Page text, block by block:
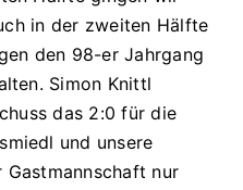
in der zweiten Hälfte
den 98-er Jahrgang
Simon Knittl
das 2:0 für die
und unsere
nur